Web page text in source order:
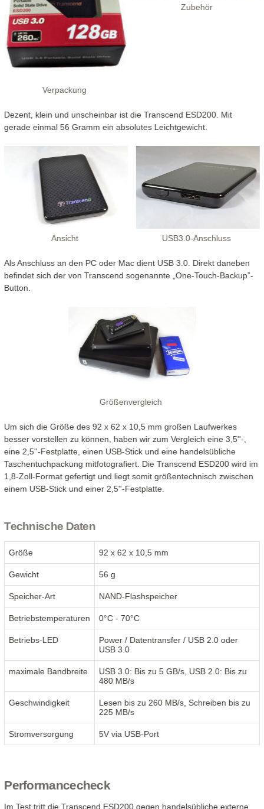
Verpackung
Zubehör
Dezent, klein und unscheinbar ist die Transcend ESD200. Mit
gerade einmal 56 Gramm ein absolutes Leichtgewicht.
Ansicht USB3.0-Anschluss
Als Anschluss an den PC oder Mac dient USB 3.0. Direkt daneben
befindet sich der von Transcend sogenannte „One-Touch-Backup”-
Button.
Größenvergleich
Um sich die Größe des 92 x 62 x 10,5 mm großen Laufwerkes
besser vorstellen zu können, haben wir zum Vergleich eine 3,5''-,
eine 2,5''-Festplatte, einen USB-Stick und eine handelsübliche
Taschentuchpackung mitfotografiert. Die Transcend ESD200 wird im
1,8-Zoll-Format gefertigt und liegt somit größentechnisch zwischen
einem USB-Stick und einer 2,5''-Festplatte.
Technische Daten
Größe 92 x 62 x 10,5 mm
Gewicht 56 g
Speicher-Art NAND-Flashspeicher
Betriebstemperaturen 0°C - 70°C
Betriebs-LED
Power / Datentransfer / USB 2.0 oder
USB 3.0
maximale Bandbreite
USB 3.0: Bis zu 5 GB/s, USB 2.0: Bis zu
480 MB/s
Geschwindigkeit
Lesen bis zu 260 MB/s, Schreiben bis zu
225 MB/s
Stromversorgung 5V via USB-Port
Performancecheck
Im Test tritt die Transcend ESD200 gegen handelsübliche externe